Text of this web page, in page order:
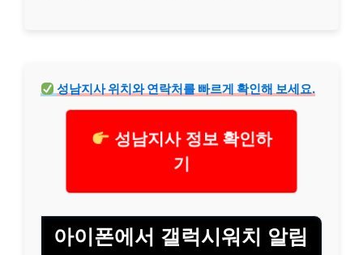
성남지사 위치와 연락처를 빠르게 확인해 보세요.
성남지사 정보 확인하
기
아이폰에서 갤럭시워치 알림